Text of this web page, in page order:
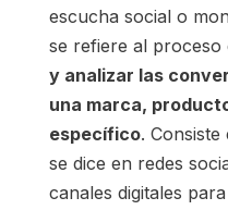
escucha social o
se refiere al proceso
y analizar las
una marca,
específico.
se dice en redes
canales digitales